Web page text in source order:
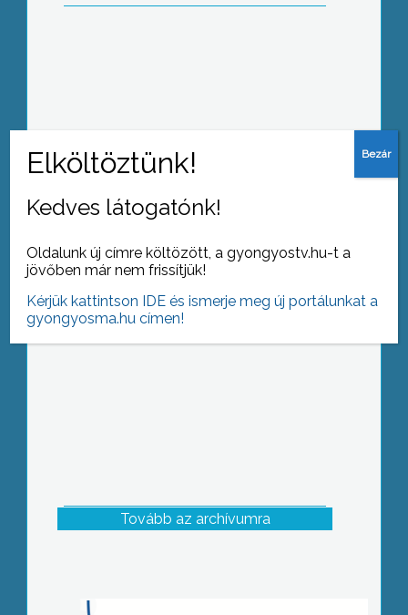
Advent: Isten akarja, hogy
visszatérjünk hozzá
Tovább az archívumra
Kedves látogatónk!
Oldalunk új címre költözött, a gyongyostv.hu-t a
jövőben már nem frissítjük!
Kérjük kattintson IDE és ismerje meg új portálunkat a
gyongyosma.hu címen!